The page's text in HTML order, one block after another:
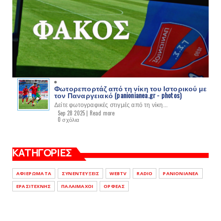
Φωτορεπορτάζ από τη νίκη του Ιστορικού με
τον Παναργειακό (panionianea.gr - photos)
Δείτε φωτογραφικές στιγμές από τη νίκη...
Sep 28 2025 | Read more
0 σχόλια
ΚΑΤΗΓΟΡΙΕΣ
ΑΦΙΕΡΩΜΑΤΑ ΣΥΝΕΝΤΕΥΞΕΙΣ WEBTV RADIO
PANIONIANEA
ΕΡΑΣΙΤΕΧΝΗΣ
ΠΑΛΑΙΜΑΧΟΙ ΟΡΦΕΑΣ